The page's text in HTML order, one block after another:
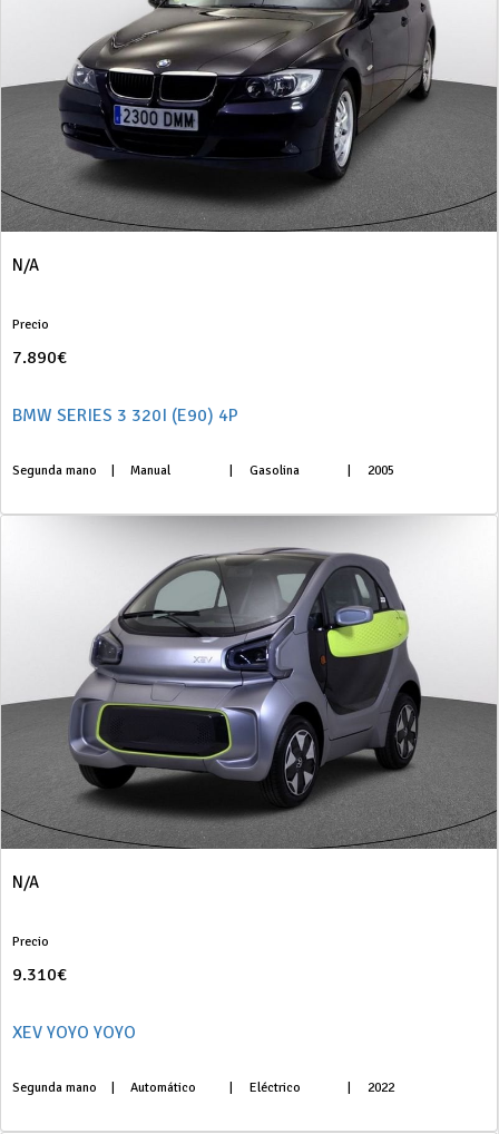
N/A
Precio
7.890€
BMW SERIES 3 320I (E90) 4P
Segunda mano Manual Gasolina 2005
N/A
Precio
9.310€
XEV YOYO YOYO
Segunda mano Automático Eléctrico 2022